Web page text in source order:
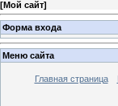
[Мой сайт]
Форма входа
Меню сайта
Главная страница